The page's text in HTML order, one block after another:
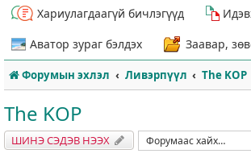
Хариулагдаагүй бичлэгүүд
Аватор зураг бэлдэх
Заавар,
Форумын эхлэл Ливэрпүүл The KOP
The KOP
ШИНЭ СЭДЭВ НЭЭХ